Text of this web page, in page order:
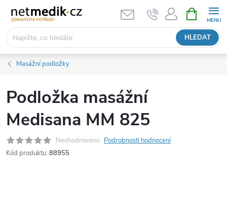
obsah
HLEDAT
NÁKUPNÍ
KOŠÍK
Masážní podložky
Podložka masážní
Medisana MM 825
Neohodnoceno Podrobnosti hodnocení
Kód produktu: 88955